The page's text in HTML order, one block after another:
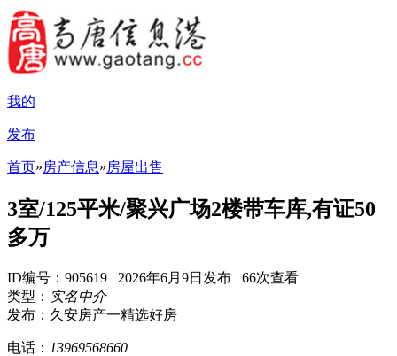
我的
发布
首页»房产信息»房屋出售
3室/125平米/聚兴广场2楼带车库,有证50
多万
ID编号：905619 2026年6月9日发布 66次查看
类型： 实名中介
发布：久安房产一精选好房
电话： 13969568660